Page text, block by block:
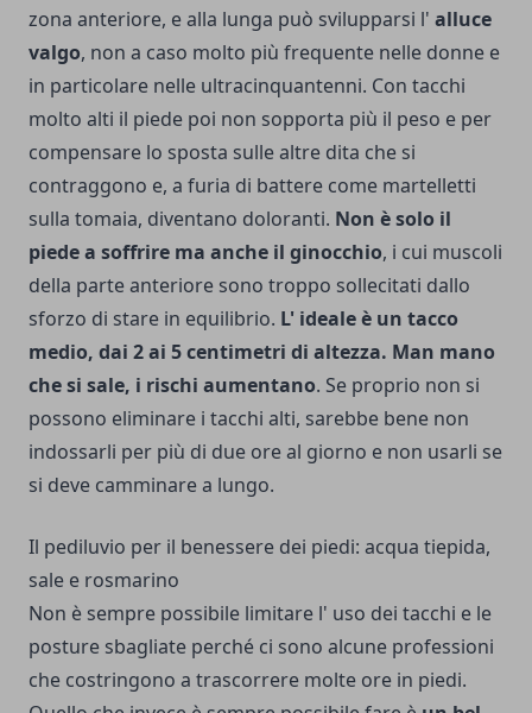
zona anteriore, e alla lunga può svilupparsi l' alluce
valgo, non a caso molto più frequente nelle donne e
in particolare nelle ultracinquantenni. Con tacchi
molto alti il piede poi non sopporta più il peso e per
compensare lo sposta sulle altre dita che si
contraggono e, a furia di battere come martelletti
sulla tomaia, diventano doloranti. Non è solo il
piede a soffrire ma anche il ginocchio, i cui muscoli
della parte anteriore sono troppo sollecitati dallo
sforzo di stare in equilibrio. L' ideale è un tacco
medio, dai 2 ai 5 centimetri di altezza. Man mano
che si sale, i rischi aumentano. Se proprio non si
possono eliminare i tacchi alti, sarebbe bene non
indossarli per più di due ore al giorno e non usarli se
si deve camminare a lungo.
Il pediluvio per il benessere dei piedi: acqua tiepida,
sale e rosmarino
Non è sempre possibile limitare l' uso dei tacchi e le
posture sbagliate perché ci sono alcune professioni
che costringono a trascorrere molte ore in piedi.